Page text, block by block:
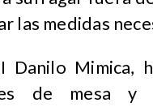
las medidas
Danilo Mimica,
de mesa y